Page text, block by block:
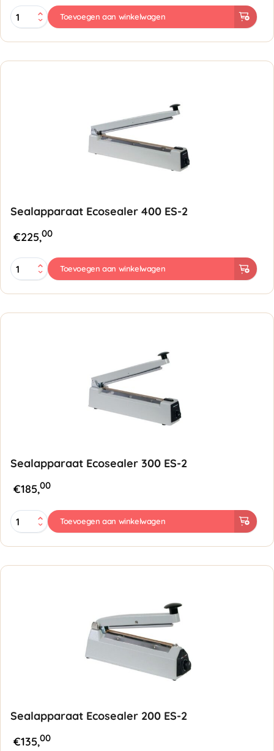
Sealapparaat
Ecosealer
ESC-
2
Toevoegen aan winkelwagen
Sealapparaat Ecosealer 400 ES-2
€225,00
Sealapparaat
Ecosealer
2
Toevoegen aan winkelwagen
Sealapparaat Ecosealer 300 ES-2
€185,00
Sealapparaat
Ecosealer
ES-
2
Toevoegen aan winkelwagen
Sealapparaat Ecosealer 200 ES-2
€135,00